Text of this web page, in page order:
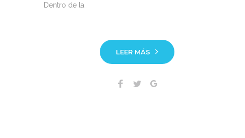
Dentro de la…
LEER MÁS
Facebook
Twitter